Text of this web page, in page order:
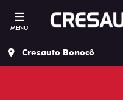
MENU
Cresauto Bonocô